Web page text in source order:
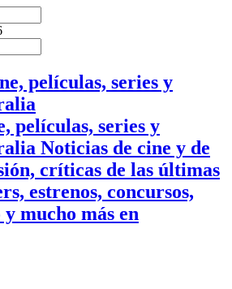
películas, series y
Noticias de cine y de
críticas de las últimas
estrenos, concursos,
y mucho más en